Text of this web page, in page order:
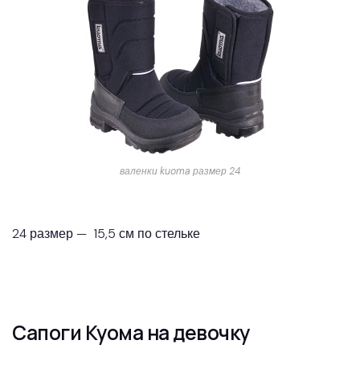
валенки kuoma размер 24
24 размер — 15,5 см по стельке
Сапоги Куома на девочку